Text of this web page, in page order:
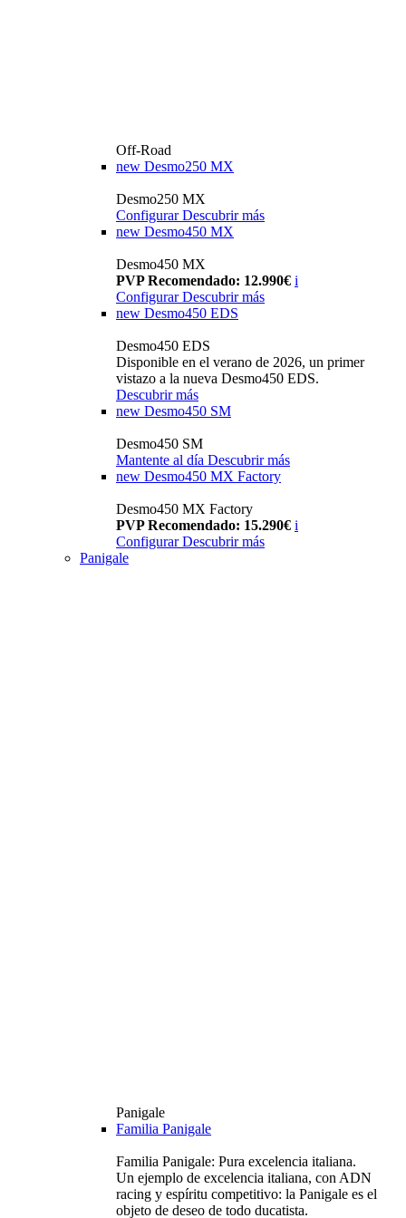
Off-Road
new Desmo250 MX
Desmo250 MX
Configurar Descubrir más
new Desmo450 MX
Desmo450 MX
PVP Recomendado: 12.990€ i
Configurar Descubrir más
new Desmo450 EDS
Desmo450 EDS
Disponible en el verano de 2026, un primer
vistazo a la nueva Desmo450 EDS.
Descubrir más
new Desmo450 SM
Desmo450 SM
Mantente al día Descubrir más
new Desmo450 MX Factory
Desmo450 MX Factory
PVP Recomendado: 15.290€ i
Configurar Descubrir más
Panigale
Panigale
Familia Panigale
Familia Panigale: Pura excelencia italiana.
Un ejemplo de excelencia italiana, con ADN
racing y espíritu competitivo: la Panigale es el
objeto de deseo de todo ducatista.